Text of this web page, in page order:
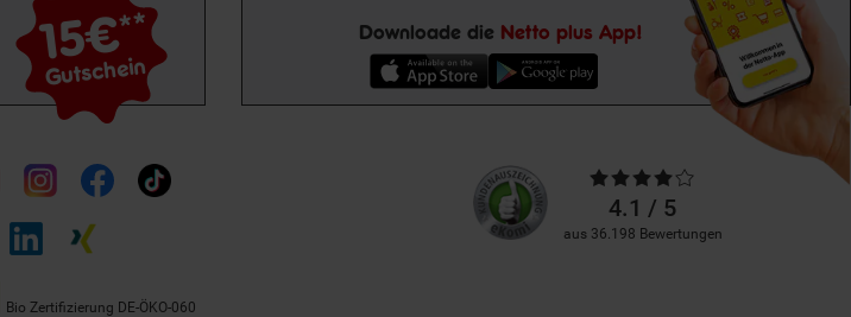
15€**
Gutschein
Downloade die Netto plus App!
Bio Zertifizierung DE-ÖKO-060
Unsere
Kundenbewertungen
Durchschnittliche
Bewertungen4.1 / 5
aus 36.198 Bewertungen